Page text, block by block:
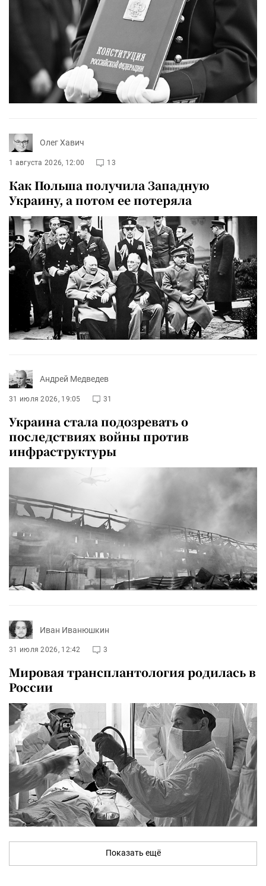
Олег Хавич
1 августа 2026, 12:00 13
Как Польша получила Западную
Украину, а потом ее потеряла
Андрей Медведев
31 июля 2026, 19:05 31
Украина стала подозревать о
последствиях войны против
инфраструктуры
Иван Иванюшкин
31 июля 2026, 12:42 3
Мировая трансплантология родилась в
России
Показать ещё